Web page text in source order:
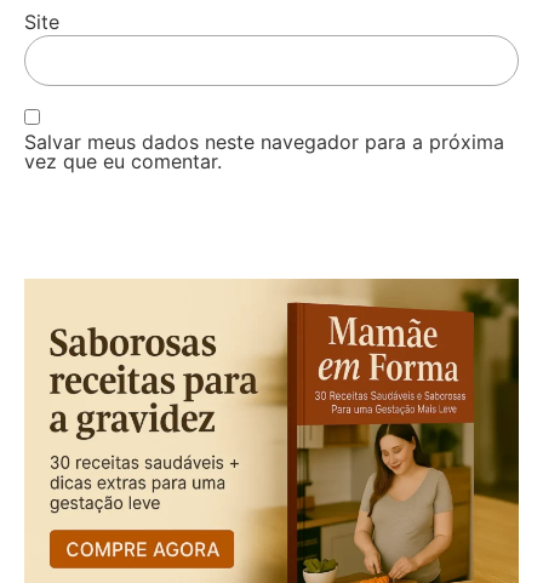
Site
Salvar meus dados neste navegador para a próxima
vez que eu comentar.